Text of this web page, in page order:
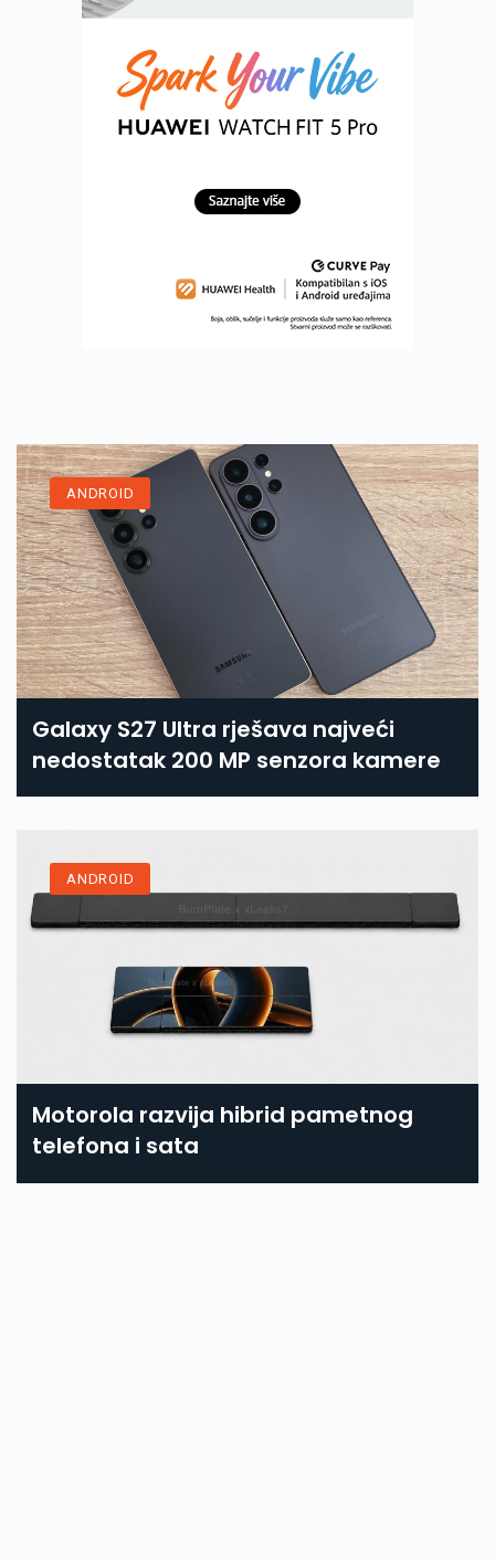
ANDROID
Galaxy S27 Ultra rješava najveći
nedostatak 200 MP senzora kamere
ANDROID
Motorola razvija hibrid pametnog
telefona i sata